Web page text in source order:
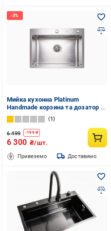
Мийка кухонна Platinum
Handmade корзина та дозатор в
комплекті 600х450х220
(11325776)
1
6 499 -199₴
6 300 ₴/шт.
Привеземо Доставимо